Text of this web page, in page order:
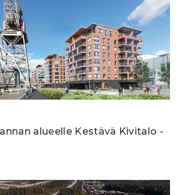
alueelle Kestävä Kivitalo -